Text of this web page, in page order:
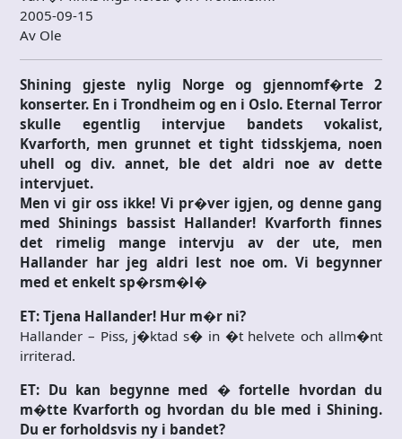
2005-09-15
Av Ole
Shining gjeste nylig Norge og gjennomf�rte 2
konserter. En i Trondheim og en i Oslo. Eternal Terror
skulle egentlig intervjue bandets vokalist,
Kvarforth, men grunnet et tight tidsskjema, noen
uhell og div. annet, ble det aldri noe av dette
intervjuet.
Men vi gir oss ikke! Vi pr�ver igjen, og denne gang
med Shinings bassist Hallander! Kvarforth finnes
det rimelig mange intervju av der ute, men
Hallander har jeg aldri lest noe om. Vi begynner
med et enkelt sp�rsm�l�
ET: Tjena Hallander! Hur m�r ni?
Hallander – Piss, j�ktad s� in �t helvete och allm�nt
irriterad.
ET: Du kan begynne med � fortelle hvordan du
m�tte Kvarforth og hvordan du ble med i Shining.
Du er forholdsvis ny i bandet?